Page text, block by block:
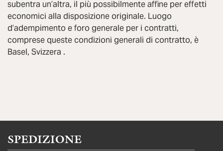
subentra un’altra, il più possibilmente affine per effetti
economici alla disposizione originale. Luogo
d’adempimento e foro generale per i contratti,
comprese queste condizioni generali di contratto, è
Basel, Svizzera .
SPEDIZIONE